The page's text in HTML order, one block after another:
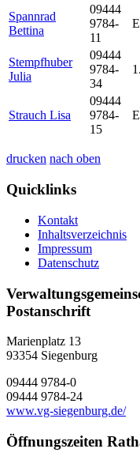
Spannrad
Bettina
09444
9784-
11
Stempfhuber
Julia
09444
9784-
34
Strauch Lisa
09444
9784-
15
drucken nach oben
Quicklinks
Kontakt
Inhaltsverzeichnis
Impressum
Datenschutz
Postanschrift
Marienplatz 13
93354 Siegenburg
09444 9784-0
09444 9784-24
www.vg-siegenburg.de/
Öffnungszeiten